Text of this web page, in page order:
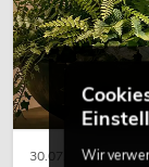
30.07.2026
Wir